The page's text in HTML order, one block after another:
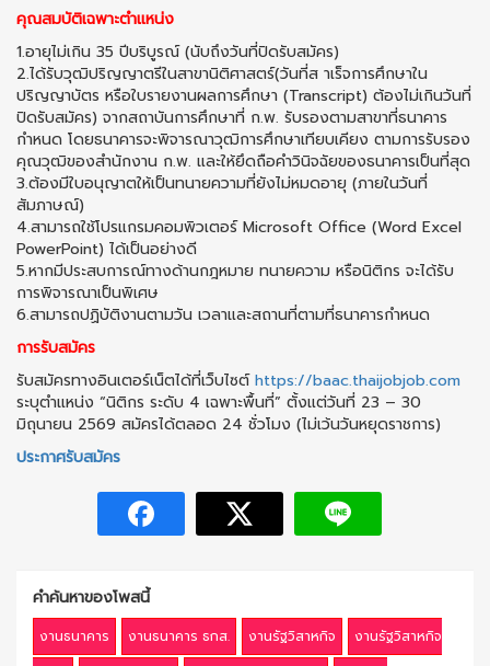
คุณสมบัติเฉพาะตำแหน่ง
1.อายุไม่เกิน 35 ปีบริบูรณ์ (นับถึงวันที่ปิดรับสมัคร)
2.ได้รับวุฒิปริญญาตรีในสาขานิติศาสตร์(วันที่ส าเร็จการศึกษาใน
ปริญญาบัตร หรือใบรายงานผลการศึกษา (Transcript) ต้องไม่เกินวันที่
ปิดรับสมัคร) จากสถาบันการศึกษาที่ ก.พ. รับรองตามสาขาที่ธนาคาร
กำหนด โดยธนาคารจะพิจารณาวุฒิการศึกษาเทียบเคียง ตามการรับรอง
คุณวุฒิของสำนักงาน ก.พ. และให้ยึดถือคำวินิจฉัยของธนาคารเป็นที่สุด
3.ต้องมีใบอนุญาตให้เป็นทนายความที่ยังไม่หมดอายุ (ภายในวันที่
สัมภาษณ์)
4.สามารถใช้โปรแกรมคอมพิวเตอร์ Microsoft Office (Word Excel
PowerPoint) ได้เป็นอย่างดี
5.หากมีประสบการณ์ทางด้านกฎหมาย ทนายความ หรือนิติกร จะได้รับ
การพิจารณาเป็นพิเศษ
6.สามารถปฏิบัติงานตามวัน เวลาและสถานที่ตามที่ธนาคารกำหนด
การรับสมัคร
รับสมัครทางอินเตอร์เน็ตได้ที่เว็บไซต์https://baac.thaijobjob.com
ระบุตำแหน่ง “นิติกร ระดับ 4 เฉพาะพื้นที่” ตั้งแต่วันที่ 23 – 30
มิถุนายน 2569 สมัครได้ตลอด 24 ชั่วโมง (ไม่เว้นวันหยุดราชการ)
ประกาศรับสมัคร
คำค้นหาของโพสนี้
งานธนาคาร งานธนาคาร ธกส. งานรัฐวิสาหกิจ งานรัฐวิสาหกิจ